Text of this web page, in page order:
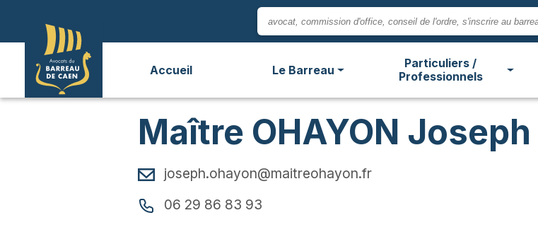
Accueil Le Barreau
Particuliers /
Professionnels
Maître OHAYON Joseph
joseph.ohayon@maitreohayon.fr
06 29 86 83 93